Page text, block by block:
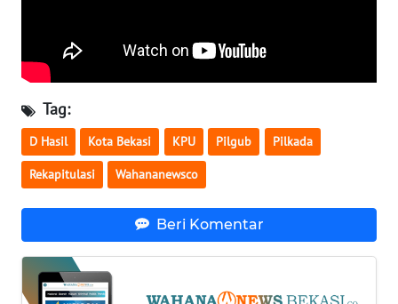
Tag:
D Hasil Kota Bekasi KPU Pilgub Pilkada
Rekapitulasi Wahananewsco
Beri Komentar
WN
JATIM
WN
BALI
WN
KALTENG